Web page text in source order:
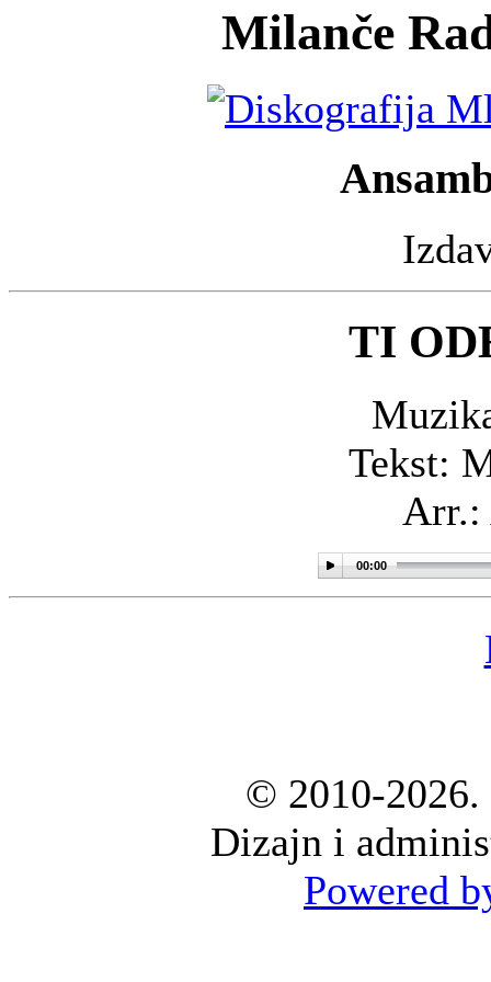
Milanče
TI
Tekst:
Arr.:
00:00
© 2010-2026.
Dizajn i
Powered